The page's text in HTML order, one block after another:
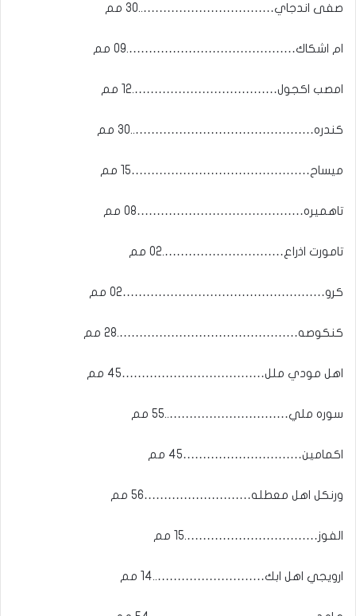
صفى اندجاي……………………………..30 مم
ام اشكاك…………………………………….09 مم
امصب اكجول……………………………….12 مم
كندره………………………………………..30 مم
ميساح………………………………………15 مم
تاهميره……………………………………08 مم
تامورت اذراع………………………….02 مم
كرو……………………………………………02 مم
كنكوصه……………………………………….28 مم
اهل مودي ملل………………………………45 مم
سوره ملي…………………………..55 مم
اكمامين…………………………45 مم
ورنكل اهل معطله………………………56 مم
الفوز…………………………….15 مم
ارويجي اهل ابك………………………..14 مم